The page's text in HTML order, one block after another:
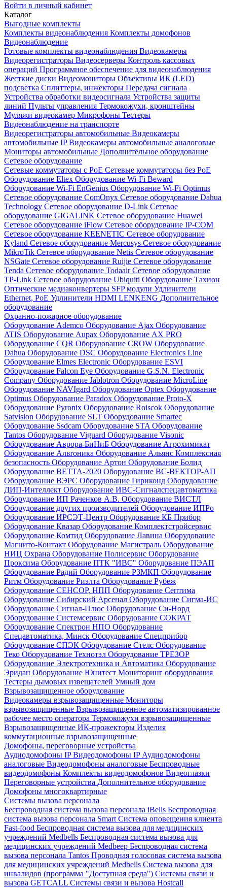
Войти в личный кабинет
Каталог
Выгодные комплекты
Комплекты видеонаблюдения Комплекты домофонов
Видеонаблюдение
Готовые комплекты видеонаблюдения Видеокамеры
Видеорегистраторы Видеосерверы Контроль кассовых
операций Программное обеспечение для видеонаблюдения
Жесткие диски Видеомониторы Объективы ИК (LED)
подсветка Сплиттеры, инжекторы Передача сигнала
Устройства обработки видеосигнала Устройства защиты
линий Пульты управления Термокожухи, кронштейны
Муляжи видеокамер Микрофоны Тестеры
Видеонаблюдение на транспорте
Видеорегистраторы автомобильные Видеокамеры
автомобильные IPВидеокамеры автомобильные аналоговые
Мониторы автомобильные Дополнительное оборудование
Сетевое оборудование
Сетевые коммутаторы с РоЕ Сетевые коммутаторы без РоЕ
Оборудование Eltex Оборудование Wi-Fi Beward
Оборудование Wi-Fi EnGenius Оборудование Wi-Fi Optimus
Сетевое оборудование ComOnyx Сетевое оборудование Dahua
Technology Сетевое оборудование D-Link Сетевое
оборудование GIGALINK Сетевое оборудование Huawei
Сетевое оборудование iFlow Сетевое оборудование IP-COM
Сетевое оборудование KEENETIC Сетевое оборудование
Kyland Сетевое оборудование Mercusys Сетевое оборудование
MikroTik Сетевое оборудование Netis Сетевое оборудование
NSGate Сетевое оборудование Ruijie Сетевое оборудование
Tenda Сетевое оборудование TodaairСетевое оборудование
TP-Link Сетевое оборудование Ubiquiti Оборудование Тахион
Оптические медиаконвертеры SFP модули Удлинители
Ethernet, PoE Удлинители HDMI LENKENG Дополнительное
оборудование
Охранно-пожарное оборудование
Оборудование Ademco Оборудование Ajax Оборудование
ATIS Оборудование Aupax Оборудование AX PRO
Оборудование CQR Оборудование CROW Оборудование
Dahua Оборудование DSC Оборудование Electronics Line
Оборудование Elmes Electronic Оборудование ESVI
Оборудование Falcon Eye Оборудование G.S.N. Electronic
Company Оборудование Jablotron Оборудование MicroLine
Оборудование NAVIgard Оборудование Optex Оборудование
Optimus Оборудование Paradox Оборудование Proto-X
Оборудование Pyronix Оборудование Roiscok Оборудование
Satvision Оборудование SLT Оборудование Smartec
Оборудование Ssdcam Оборудование STA Оборудование
Tantos Оборудование Viguard Оборудование Visonic
Оборудование Аврора-БиНиБ Оборудование Агрохимикат
Оборудование Альтоника Оборудование Альянс Комплексная
безопасность Оборудование Артон Оборудование Болид
Оборудование ВЕТТА-2020 Оборудование ВС-ВЕКТОР-АП
Оборудование ВЭРС Оборудование Гириконд Оборудование
ДИП-Интеллект Оборудование ИВС-Сигналспецавтоматика
Оборудование ИП Раченков А.В. Оборудование ВИСТЛ
Оборудование других производителей Оборудование ИПРо
Оборудование ИРСЭТ-Центр Оборудование КБ Прибор
Оборудование Квазар Оборудование Комплектстройсервис
Оборудование Комтид Оборудование Лавина Оборудование
Магнито-Контакт Оборудование Магистраль Оборудование
НИЦ Охрана Оборудование Полисервис Оборудование
Проксима Оборудование ПТК "ИВС" Оборудование ПЭАП
Оборудование Радий Оборудование РЗМКП Оборудование
Ритм Оборудование Риэлта Оборудование Рубеж
Оборудование СЕНСОР, НПП Оборудование Септима
Оборудование Сибирский Арсенал Оборудование Сигма-ИС
Оборудование Сигнал-Плюс Оборудование Си-Норд
Оборудование Системсервис Оборудование СОКРАТ
Оборудование Спектрон НПО Оборудование
Спецавтоматика, Минск Оборудование Спецприбор
Оборудование СПЭК Оборудование Стелс Оборудование
Теко Оборудование Технотэл Оборудование ТРЕЗОР
Оборудование Электротехника и Автоматика Оборудование
Эридан Оборудование Юнитест Мониторинг оборудования
Тестеры дымовых извещателей Умный дом
Взрывозащищенное оборудование
Видеокамеры взрывозащищенные Мониторы
взрывозащищенные Взрывозащищенное автоматизированное
рабочее место оператора Термокожухи взрывозащищенные
Взрывозащищенные ИК-прожекторы Изделия
коммутационные взрывозащищенные
Домофоны, переговорные устройства
Аудиодомофоны IPВидеодомофоны IP Аудиодомофоны
аналоговые Видеодомофоны аналоговые Беспроводные
видеодомофоны Комплекты видеодомофонов Видеоглазки
Переговорные устройства Дополнительное оборудование
Домофоны многоквартирные
Системы вызова персонала
Беспроводная система вызова персонала iBells Беспроводная
система вызова персонала Smart Система оповещения клиента
Fast-food Беспроводная система вызова для медицинских
учреждений Medbells Беспроводная система вызова для
медицинских учреждений Medbeep Беспроводная система
вызова персонала Tantos Проводная голосовая система вызова
для медицинских учреждений Medbells Система вызова для
инвалидов (программа "Доступная среда") Системы связи и
вызова GETCALL Системы связи и вызова Hostcall